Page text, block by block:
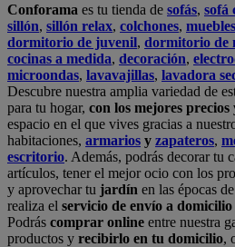
Conforama es tu tienda de sofás, sofá
sillón, sillón relax, colchones,
dormitorio de juvenil, dormitorio de
cocinas a medida, decoración,
microondas, lavavajillas, lavadora
Descubre nuestra amplia variedad de
para tu hogar, con los mejores
espacio en el que vives gracias a
habitaciones, armarios y zapateros,
escritorio. Además, podrás decorar tu
artículos, tener el mejor ocio con los
y aprovechar tu jardín en las épocas
realiza el servicio de envío a
Podrás comprar online entre nuestra
productos y recibirlo en tu domicilio,